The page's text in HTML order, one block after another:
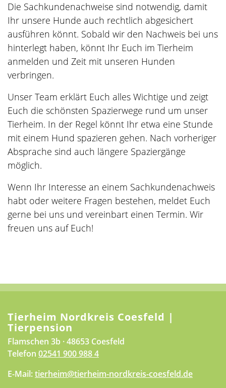
Die Sachkundenachweise sind notwendig, damit
Ihr unsere Hunde auch rechtlich abgesichert
ausführen könnt. Sobald wir den Nachweis bei uns
hinterlegt haben, könnt Ihr Euch im Tierheim
anmelden und Zeit mit unseren Hunden
verbringen.
Unser Team erklärt Euch alles Wichtige und zeigt
Euch die schönsten Spazierwege rund um unser
Tierheim. In der Regel könnt Ihr etwa eine Stunde
mit einem Hund spazieren gehen. Nach vorheriger
Absprache sind auch längere Spaziergänge
möglich.
Wenn Ihr Interesse an einem Sachkundenachweis
habt oder weitere Fragen bestehen, meldet Euch
gerne bei uns und vereinbart einen Termin. Wir
freuen uns auf Euch!
Tierheim Nordkreis Coesfeld |
Tierpension
Flamschen 3b · 48653 Coesfeld
Telefon 02541 900 988 4
E-Mail:tierheim@tierheim-nordkreis-coesfeld.de